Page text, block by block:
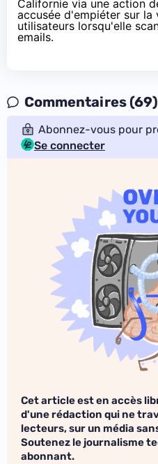
Californie via une action
accusée d'empiéter sur la
utilisateurs lorsqu'elle
emails.
Commentaires (69)
Abonnez-vous pour
Se connecter
Cet article est en accès
d'une rédaction qui ne
lecteurs, sur un média
Soutenez le journalisme
abonnant.